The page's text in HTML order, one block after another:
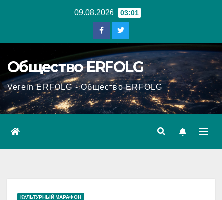
09.08.2026 03:01
Общество ERFOLG
Verein ERFOLG - Общество ERFOLG
КУЛЬТУРНЫЙ МАРАФОН